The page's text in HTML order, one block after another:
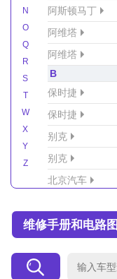
N
O
Q
R
S
T
W
X
Y
Z
阿斯顿马丁
阿维塔
阿维塔
B
保时捷
保时捷
别克
别克
北京汽车
北京越野车
北汽制造
维修手册和电路图